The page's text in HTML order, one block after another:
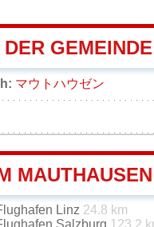
マウトハウゼン
MAUTHAUSEN
Linz 24.8 km